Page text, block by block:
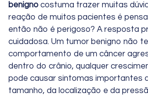
benigno costuma trazer muitas
reação de muitos pacientes é
então não é perigoso? A resposta
cuidadosa. Um tumor benigno não
comportamento de um câncer
dentro do crânio, qualquer
pode causar sintomas importantes
tamanho, da localização e da